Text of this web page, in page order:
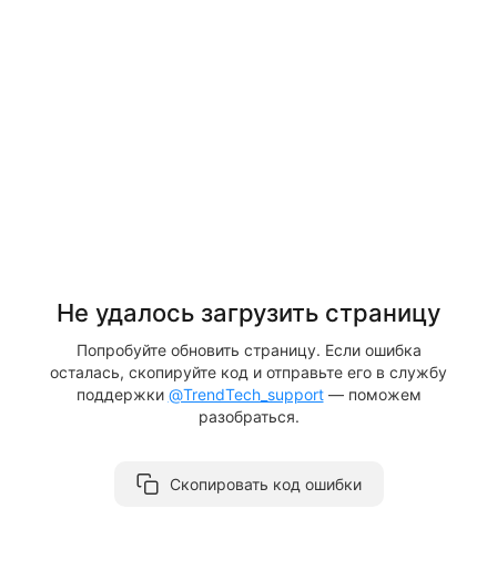
Не удалось загрузить страницу
Попробуйте обновить страницу. Если ошибка
осталась, скопируйте код и отправьте его в службу
поддержки @TrendTech_support— поможем
разобраться.
Скопировать код ошибки